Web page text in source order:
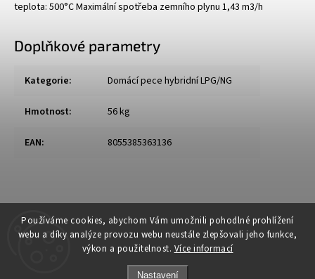
Používáme cookies, abychom Vám umožnili pohodlné prohlížení
webu a díky analýze provozu webu neustále zlepšovali jeho funkce,
výkon a použitelnost. Více informací
Nastavení
teplota: 500°C Maximální spotřeba zemního plynu 1,43 m3/h
Doplňkové parametry
Kategorie: Domácí pece hybridní LPG/NG
Hmotnost: 56 kg
EAN: 8055385363136